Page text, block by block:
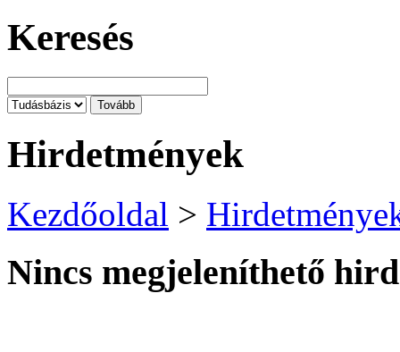
Keresés
Hirdetmények
Kezdőoldal >
Nincs megjeleníthető